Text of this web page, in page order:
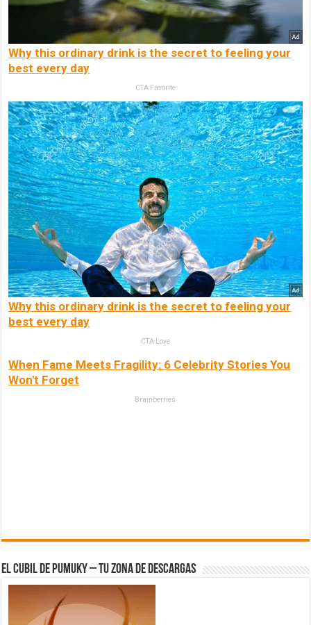
Why this ordinary drink is the secret to feeling your
best every day
CTA Favorite
Why this ordinary drink is the secret to feeling your
best every day
CTA Love
When Fame Meets Fragility: 6 Celebrity Stories You
Won't Forget
Brainberries
El Cubil de Pumuky – Tu zona de Descargas